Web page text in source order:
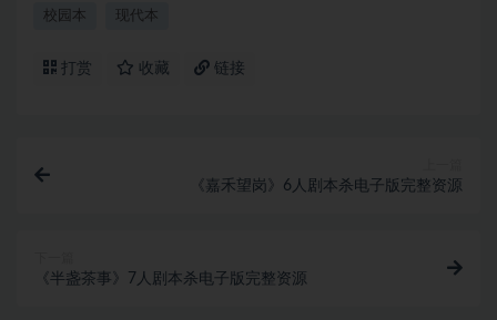
校园本 现代本
打赏 收藏 链接
《嘉禾望岗》6人剧本杀电子版完整资源
《半盏茶事》7人剧本杀电子版完整资源